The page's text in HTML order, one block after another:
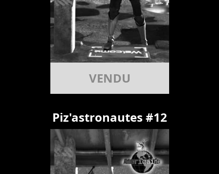
VENDU
Piz'astronautes #12